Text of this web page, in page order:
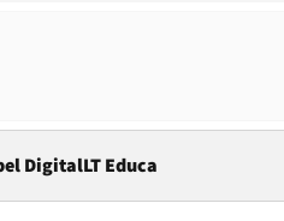
DigitalOpens in new window
LT Educa